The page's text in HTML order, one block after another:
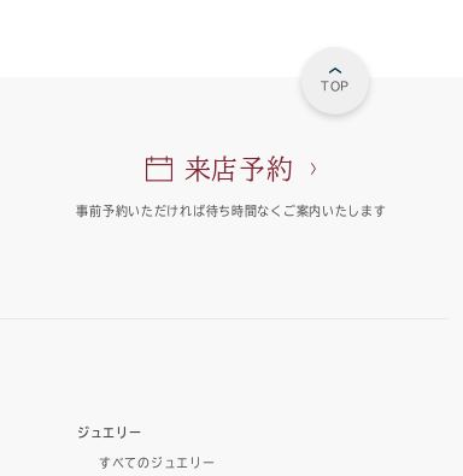
TOP
来店予約
事前予約いただければ待ち時間なくご案内いたします
ジュエリー
すべてのジュエリー